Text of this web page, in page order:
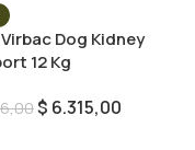
Dog Kidney
12 Kg
$ 6.315,00